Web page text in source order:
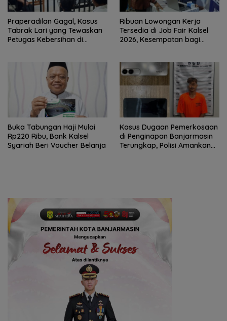
Praperadilan Gagal, Kasus
Tabrak Lari yang Tewaskan
Petugas Kebersihan di
Ribuan Lowongan Kerja
Tersedia di Job Fair Kalsel
2026, Kesempatan bagi
Buka Tabungan Haji Mulai
Rp220 Ribu, Bank Kalsel
Syariah Beri Voucher Belanja
Kasus Dugaan Pemerkosaan
di Penginapan Banjarmasin
Terungkap, Polisi Amankan